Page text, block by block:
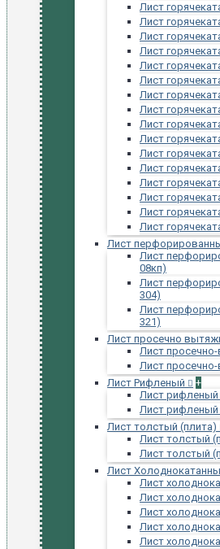
Лист
Лист
Лист
Лист
Лист
Лист
Лист
Лист
Лист
Лист
Лист
Лист
Лист
Лист
Лист
Лист
Лист
Лист
08кп)
Лист
304)
Лист
321)
Лист просечно
Лист
Лист
Лист Рифленый
+
Лист рифленый
Лист рифленый
Лист толстый (плита)
Лист толстый
Лист толстый
Лист
Лист
Лист
Лист
Лист
Лист